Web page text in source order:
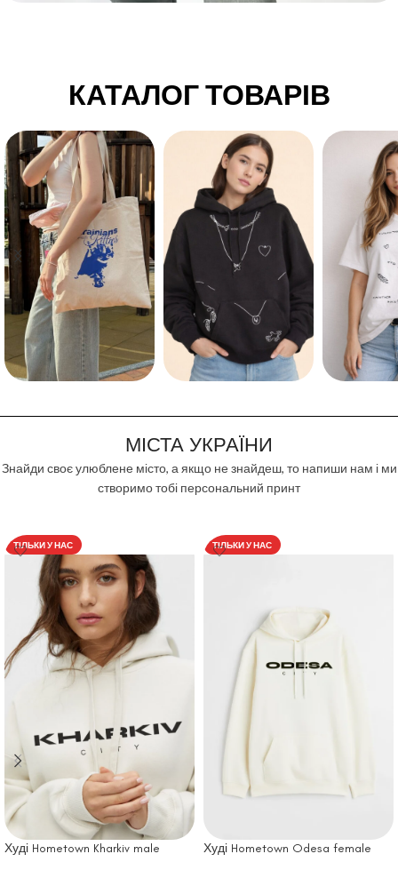
ЗАМОВИТИКАТАЛОГ ТОВАРІВ
МІСТА УКРАЇНИ
Знайди своє улюблене місто, а якщо не знайдеш, то напиши нам і ми
створимо тобі персональний принт
ТІЛЬКИ У НАС
Худі Hometown Kharkiv male
ТІЛЬКИ У НАС
Худі Hometown Odesa female